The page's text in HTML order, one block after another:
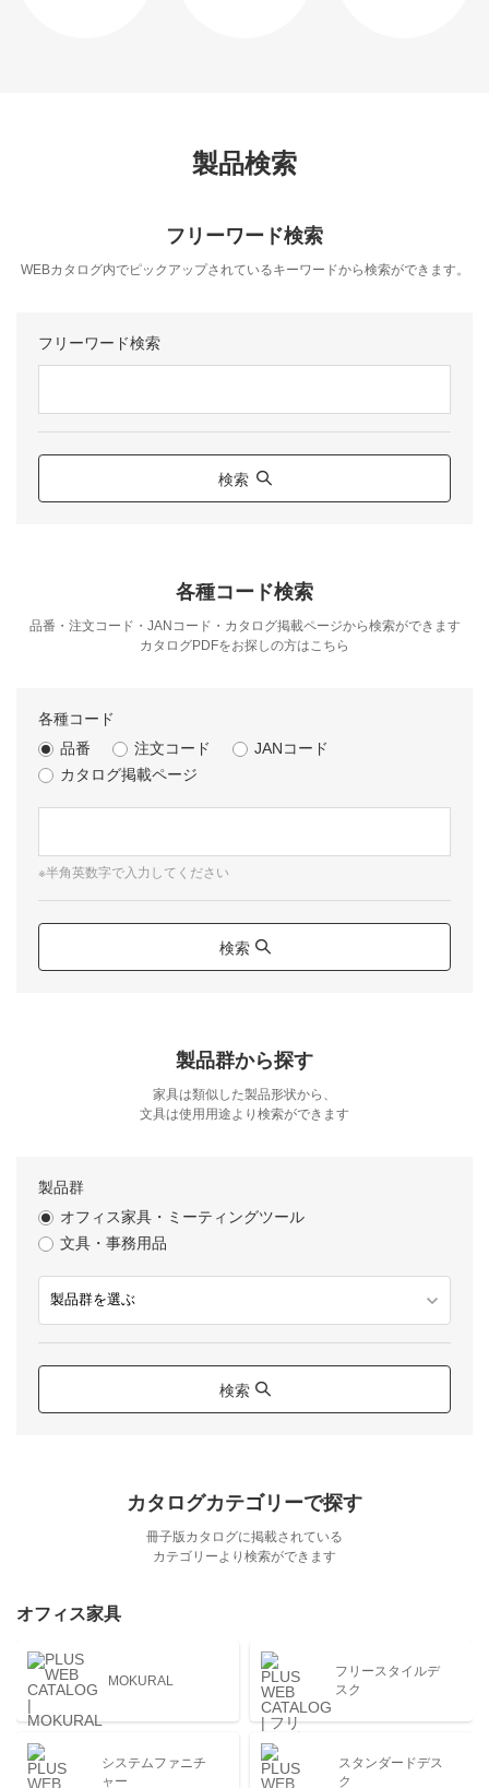
製品検索
フリーワード検索
WEBカタログ内でピックアップされているキーワードから検索ができます。
フリーワード検索
検索
各種コード検索
品番・注文コード・JANコード・カタログ掲載ページから検索ができます
カタログPDFをお探しの方はこちら
各種コード
品番
注文コード
JANコード
カタログ掲載ページ
※半角英数字で入力してください
検索
製品群から探す
家具は類似した製品形状から、
文具は使用用途より検索ができます
製品群
オフィス家具・ミーティングツール
文具・事務用品
検索
カタログカテゴリーで探す
冊子版カタログに掲載されている
カテゴリーより検索ができます
オフィス家具
MOKURAL
フリースタイルデ
スク
システムファニチ
ャー
スタンダードデス
ク